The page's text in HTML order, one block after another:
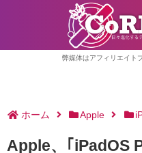
弊媒体はアフィリエイト
ホーム Apple
Apple、｢iPadOS